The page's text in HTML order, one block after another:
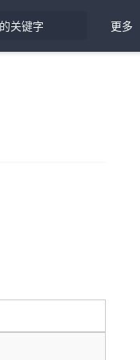
更多